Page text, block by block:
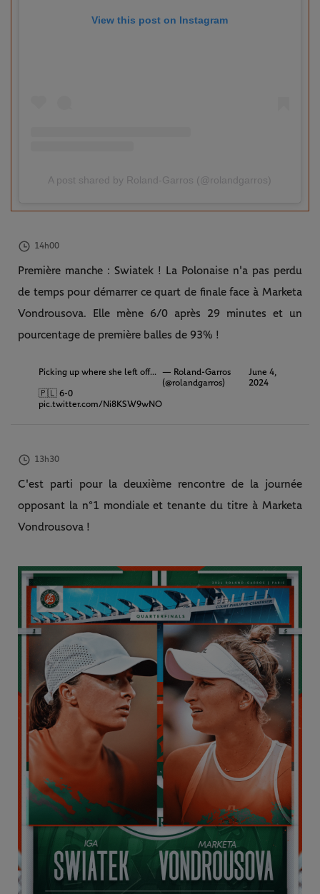
View this post on Instagram
A post shared by Roland-Garros (@rolandgarros)
14h00
Première manche : Swiatek ! La Polonaise n'a pas perdu
de temps pour démarrer ce quart de finale face à Marketa
Vondrousova. Elle mène 6/0 après 29 minutes et un
pourcentage de première balles de 93% !
Picking up where she left off...
🇵🇱 6-0
pic.twitter.com/Ni8KSW9wNO
— Roland-Garros
(@rolandgarros)
June 4,
2024
13h30
C'est parti pour la deuxième rencontre de la journée
opposant la n°1 mondiale et tenante du titre à Marketa
Vondrousova !